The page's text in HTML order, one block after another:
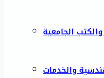
الجامعية
والخدمات